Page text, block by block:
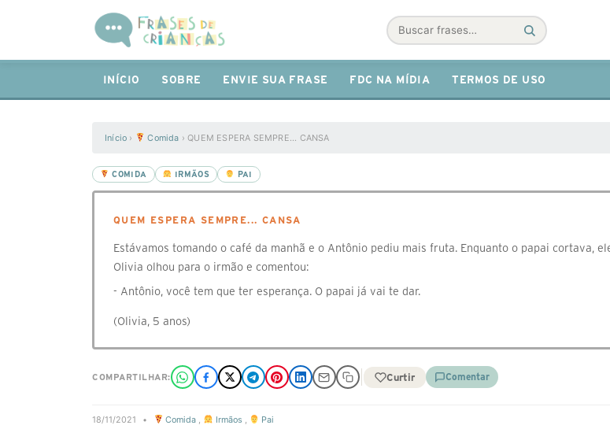
Buscar
INÍCIO SOBRE ENVIE SUA FRASE FDC NA MÍDIA TERMOS DE USO
Início › Comida ›QUEM ESPERA SEMPRE... CANSA
COMIDA IRMÃOS PAI
QUEM ESPERA SEMPRE... CANSA
Estávamos tomando o café da manhã e o Antônio pediu mais fruta. Enquanto o papai cortava,
Olivia olhou para o irmão e comentou:
- Antônio, você tem que ter esperança. O papai já vai te dar.
(Olivia, 5 anos)
COMPARTILHAR: Curtir Comentar
18/11/2021 • Comida , Irmãos , Pai